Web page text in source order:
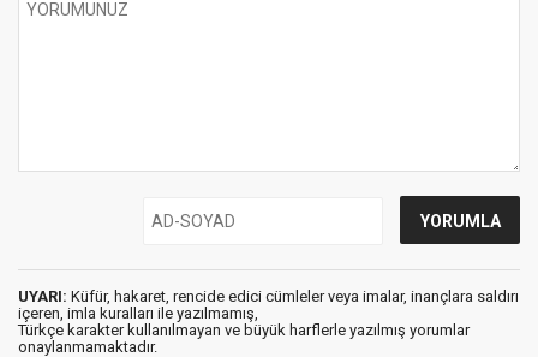
UYARI: Küfür, hakaret, rencide edici cümleler veya imalar, inançlara saldırı
içeren, imla kuralları ile yazılmamış,
Türkçe karakter kullanılmayan ve büyük harflerle yazılmış yorumlar
onaylanmamaktadır.